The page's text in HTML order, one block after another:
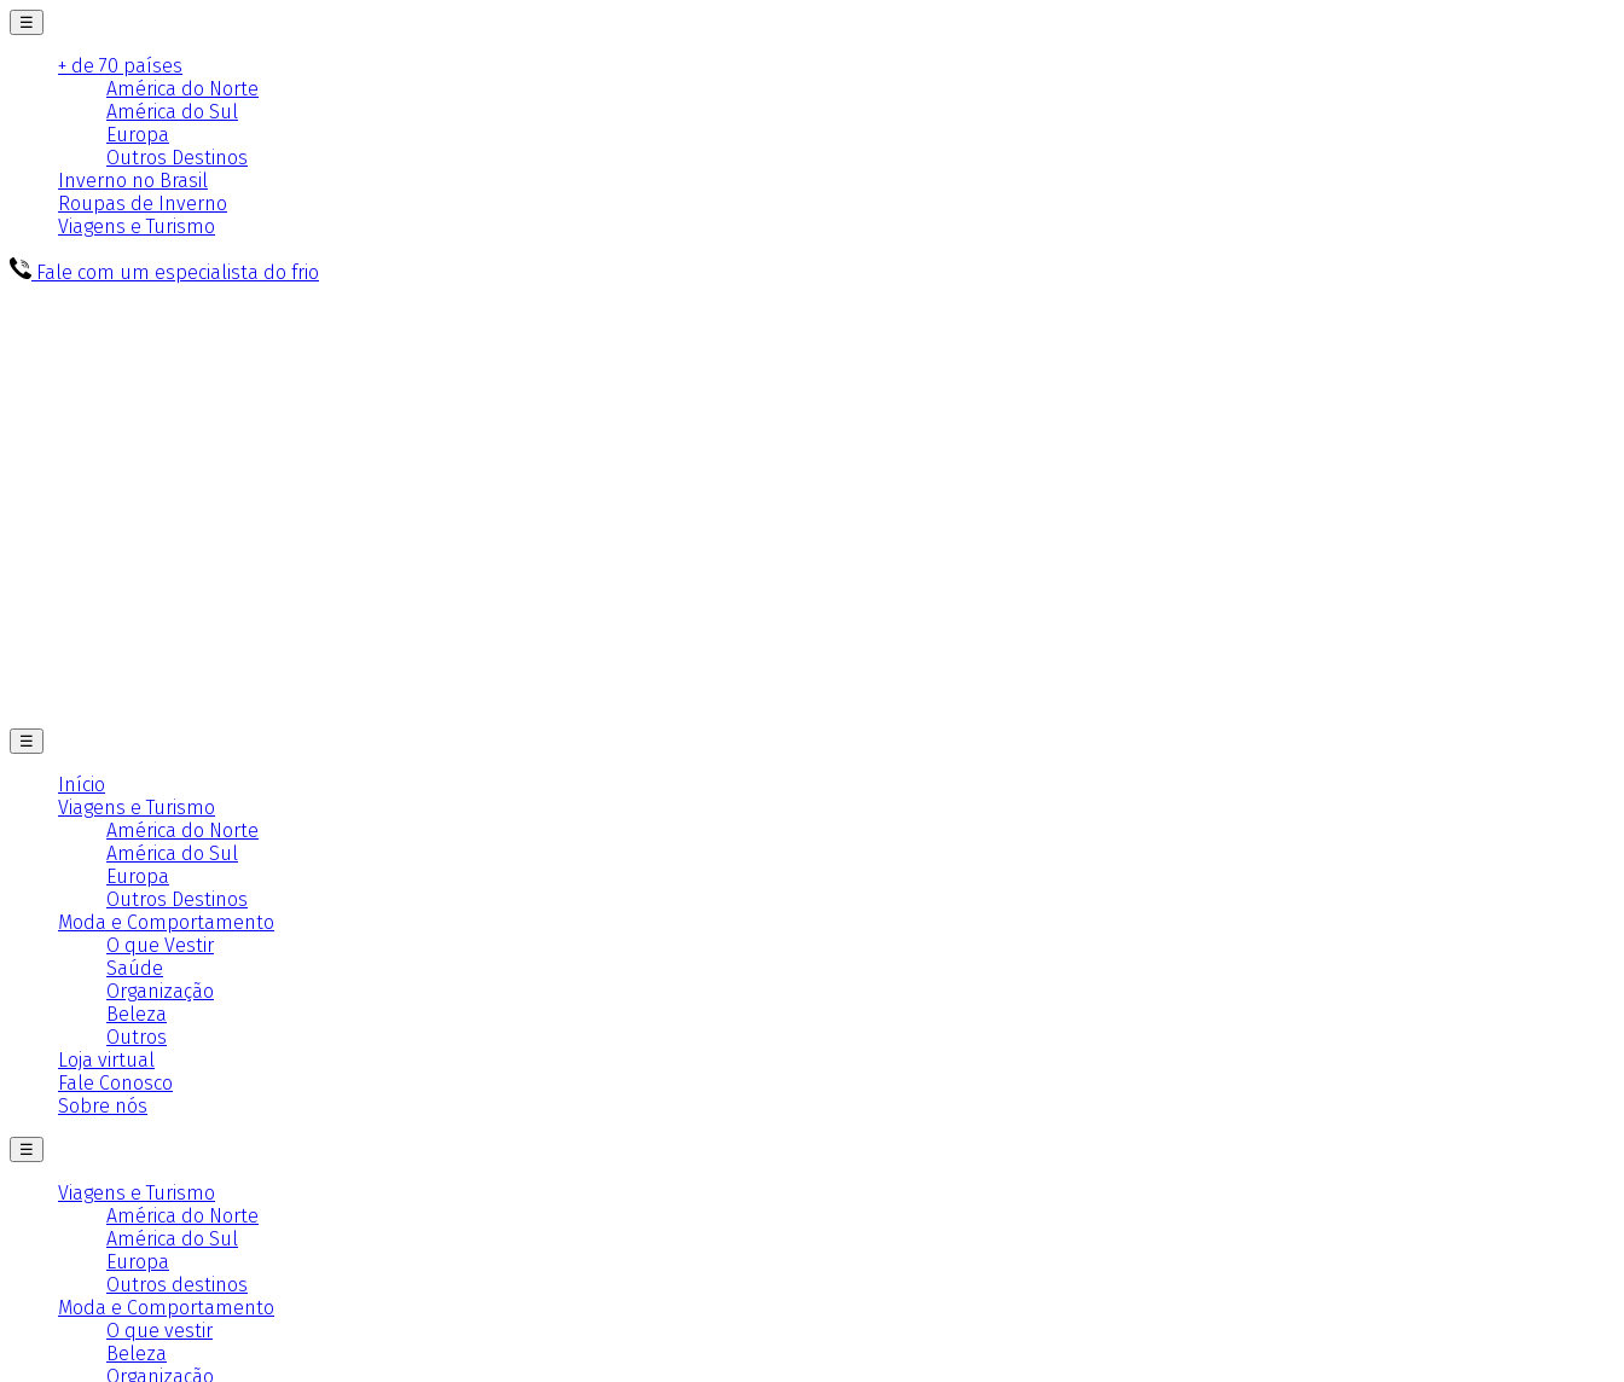
☰
+ de 70 países
América do Norte
América do Sul
Europa
Outros Destinos
Inverno no Brasil
Roupas de Inverno
Viagens e Turismo
Fale com um especialista do frio
☰
Início
Viagens e Turismo
América do Norte
América do Sul
Europa
Outros Destinos
Moda e Comportamento
O que Vestir
Saúde
Organização
Beleza
Outros
Loja virtual
Fale Conosco
Sobre nós
☰
Viagens e Turismo
América do Norte
América do Sul
Europa
Outros destinos
Moda e Comportamento
O que vestir
Beleza
Organização